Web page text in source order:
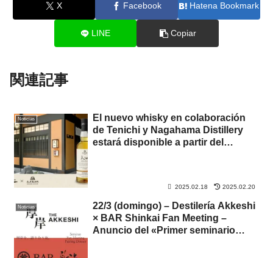
X Facebook Hatena Bookmark
LINE Copiar
関連記事
Noticias
El nuevo whisky en colaboración
de Tenichi y Nagahama Distillery
estará disponible a partir del
2025.02.18 2025.02.20
Noticias
22/3 (domingo) – Destilería Akkeshi
× BAR Shinkai Fan Meeting –
Anuncio del «Primer seminario